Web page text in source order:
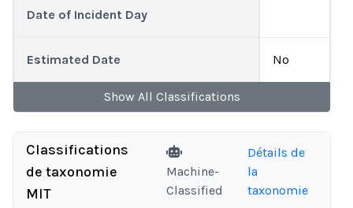
Date of Incident Day
Estimated Date No
Show All Classifications
Classifications
de taxonomie
MIT
Machine-
Classified
Détails de
la
taxonomie